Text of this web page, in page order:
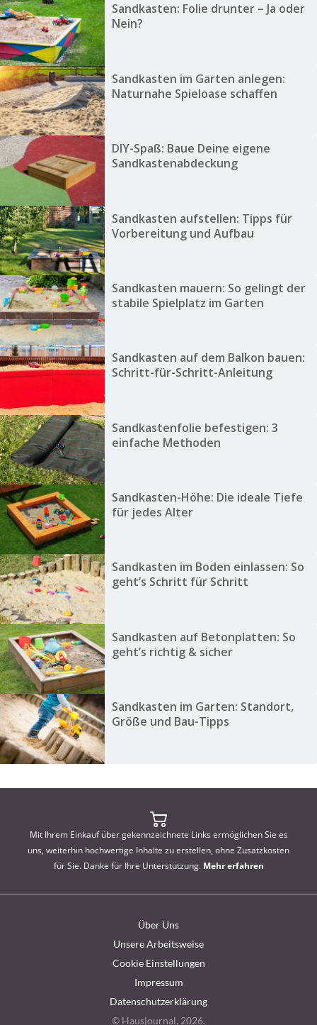
Sandkasten: Folie drunter – Ja oder
Nein?
Sandkasten im Garten anlegen:
Naturnahe Spieloase schaffen
DIY-Spaß: Baue Deine eigene
Sandkastenabdeckung
Sandkasten aufstellen: Tipps für
Vorbereitung und Aufbau
Sandkasten mauern: So gelingt der
stabile Spielplatz im Garten
Sandkasten auf dem Balkon bauen:
Schritt-für-Schritt-Anleitung
Sandkastenfolie befestigen: 3
einfache Methoden
Sandkasten-Höhe: Die ideale Tiefe
für jedes Alter
Sandkasten im Boden einlassen: So
geht’s Schritt für Schritt
Sandkasten auf Betonplatten: So
geht’s richtig & sicher
Sandkasten im Garten: Standort,
Größe und Bau-Tipps
Mit Ihrem Einkauf über gekennzeichnete Links ermöglichen Sie es
uns, weiterhin hochwertige Inhalte zu erstellen, ohne Zusatzkosten
für Sie. Danke für Ihre Unterstützung. Mehr erfahren
Über Uns
Unsere Arbeitsweise
Cookie Einstellungen
Impressum
Datenschutzerklärung
© Hausjournal, 2026.